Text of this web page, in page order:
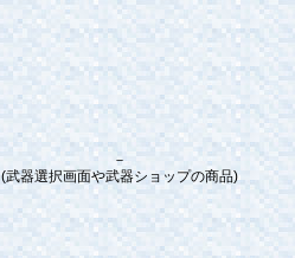
－
(武器選択画面や武器ショップの商品)